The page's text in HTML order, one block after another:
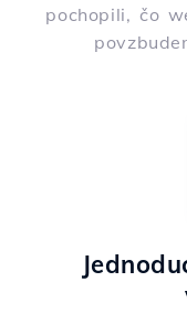
pochopili, čo